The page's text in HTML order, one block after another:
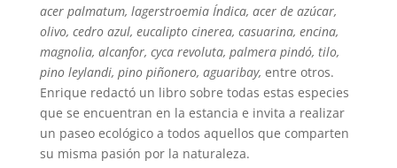
acer palmatum, lagerstroemia Índica, acer de azúcar,
olivo, cedro azul, eucalipto cinerea, casuarina, encina,
magnolia, alcanfor, cyca revoluta, palmera pindó, tilo,
pino leylandi, pino piñonero, aguaribay, entre otros.
Enrique redactó un libro sobre todas estas especies
que se encuentran en la estancia e invita a realizar
un paseo ecológico a todos aquellos que comparten
su misma pasión por la naturaleza.